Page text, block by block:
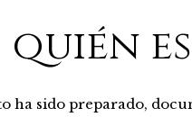
quién
ha sido preparado,